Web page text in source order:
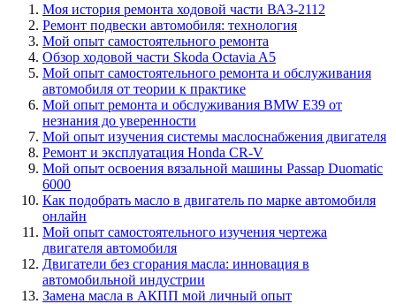
Моя история ремонта ходовой части ВАЗ-2112
Ремонт подвески автомобиля: технология
Мой опыт самостоятельного ремонта
Обзор ходовой части Skoda Octavia A5
Мой опыт самостоятельного ремонта и обслуживания
автомобиля от теории к практике
Мой опыт ремонта и обслуживания BMW E39 от
незнания до уверенности
Мой опыт изучения системы маслоснабжения двигателя
Ремонт и эксплуатация Honda CR-V
Мой опыт освоения вязальной машины Passap Duomatic
6000
Как подобрать масло в двигатель по марке автомобиля
онлайн
Мой опыт самостоятельного изучения чертежа
двигателя автомобиля
Двигатели без сгорания масла: инновация в
автомобильной индустрии
Замена масла в АКПП мой личный опыт